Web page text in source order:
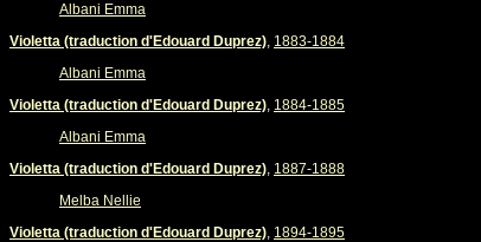
Albani Emma
Violetta (traduction d'Edouard Duprez), 1883-1884
Albani Emma
Violetta (traduction d'Edouard Duprez), 1884-1885
Albani Emma
Violetta (traduction d'Edouard Duprez), 1887-1888
Melba Nellie
Violetta (traduction d'Edouard Duprez), 1894-1895